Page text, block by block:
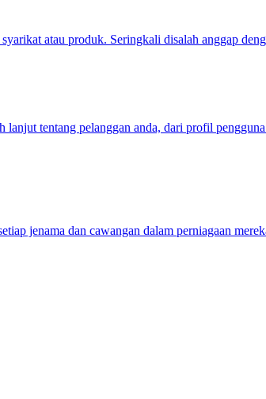
atau produk. Seringkali disalah anggap
tentang pelanggan anda, dari profil
jenama dan cawangan dalam perniagaan